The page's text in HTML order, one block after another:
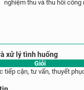
nghiệm thu và thu hồi công
xử lý tình huống
Giỏi
cận, tư vấn, thuyết